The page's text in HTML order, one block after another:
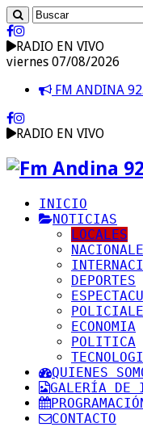
RADIO EN VIVO
viernes 07/08/2026
FM ANDINA
RADIO EN VIVO
INICIO
NOTICIAS
LOCALES
DEPORTES
ECONOMIA
POLITICA
QUIENES
GALERÍA DE
CONTACTO